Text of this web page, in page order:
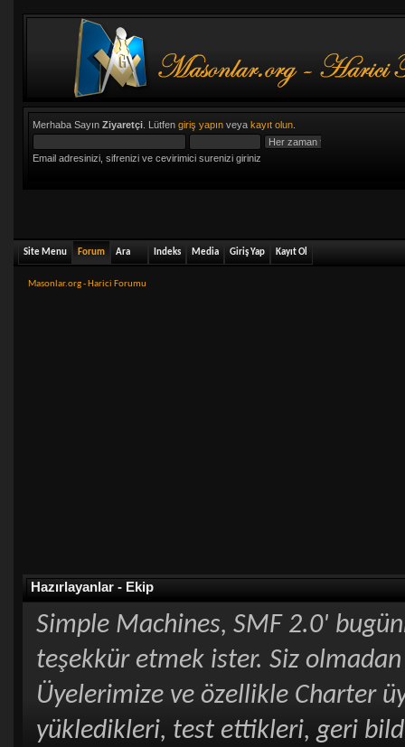
Merhaba Sayın Ziyaretçi. Lütfen giriş yapınveya kayıt olun.
Email adresinizi, sifrenizi ve cevirimici surenizi giriniz
Site Menu Forum Ara Indeks Media Giriş Yap Kayıt Ol
Masonlar.org - Harici Forumu
Hazırlayanlar - Ekip
Simple Machines, SMF 2.0'
teşekkür etmek ister. Siz
Üyelerimize ve özellikle Charter
yükledikleri, test ettikleri, geri